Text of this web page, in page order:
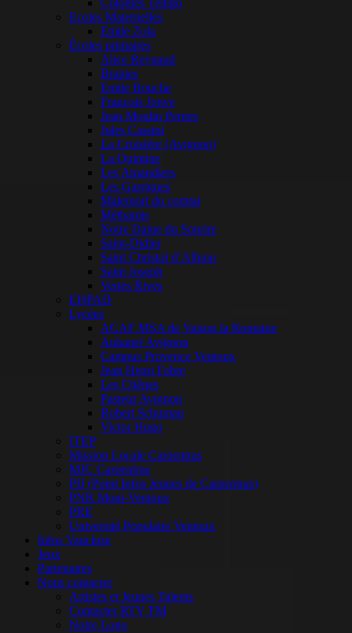
Colonies Telligo
Ecoles Maternelles
Emile Zola
Écoles primaires
Alice Reynaud
Brantes
Emile Bouche
François Jouve
Jean Moulin Pernes
Jules Cassini
La Croisière (Avignon)
La Quintine
Les Amandiers
Les Garrigues
Malemort du comtat
Méthamis
Notre Dame du Sourire
Saint-Didier
Saint Christol d’Albion
Saint Joseph
Vertes Rives
EHPAD
Lycées
ACAF MSA de Vaison la Romaine
Aubanel Avignon
Campus Provence Ventoux
Jean Henri Fabre
Les Chênes
Pasteur Avignon
Robert Schuman
Victor Hugo
ITEP
Mission Locale Carpentras
MJC Carpentras
PIJ (Point Infos Jeunes de Carpentras)
PNR Mont-Ventoux
PRE
Université Populaire Ventoux
Infos Vaucluse
Jeux
Partenaires
Nous contacter
Artistes et Jeunes Talents
Contacter RTV FM
Notre Logo